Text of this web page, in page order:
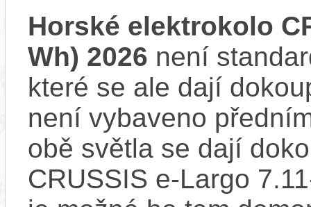
Horské elektrokolo
Wh) 2026 není
které se ale dají
není vybaveno
obě světla se dají
CRUSSIS e-Largo